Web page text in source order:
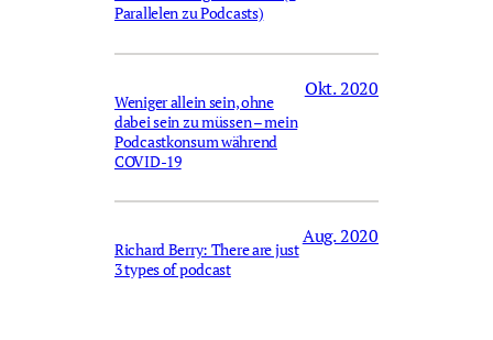
Parallelen zu Podcasts)
Weniger allein sein, ohne
dabei sein zu müssen – mein
Podcastkonsum während
COVID-19
Okt. 2020
Richard Berry: There are just
3 types of podcast
Aug. 2020